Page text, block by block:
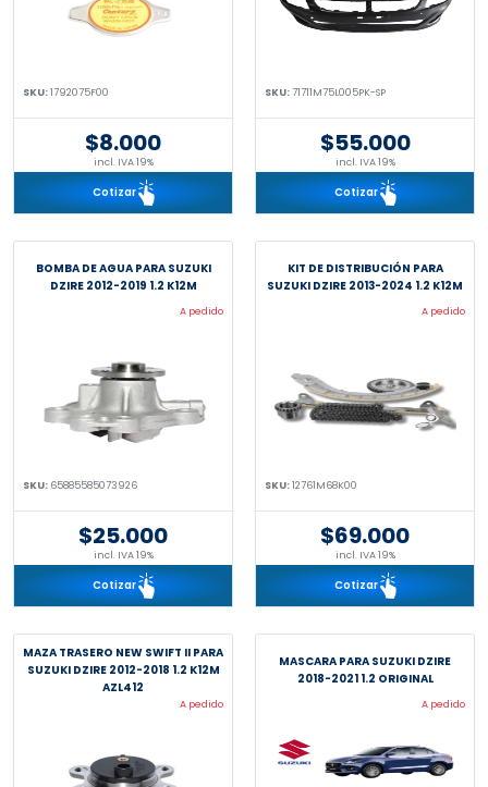
SKU:1792075F00
$8.000
incl. IVA 19%
Cotizar
SKU:71711M75L005PK-SP
$55.000
incl. IVA 19%
Cotizar
BOMBA DE AGUA PARA SUZUKI
DZIRE 2012-2019 1.2 K12M
A pedido
SKU: 65885585073926
$25.000
incl. IVA 19%
Cotizar
KIT DE DISTRIBUCIÓN PARA
SUZUKI DZIRE 2013-2024 1.2 K12M
A pedido
SKU:12761M68K00
$69.000
incl. IVA 19%
Cotizar
MAZA TRASERO NEW SWIFT II PARA
SUZUKI DZIRE 2012-2018 1.2 K12M
AZL412
A pedido
MASCARA PARA SUZUKI DZIRE
2018-2021 1.2 ORIGINAL
A pedido